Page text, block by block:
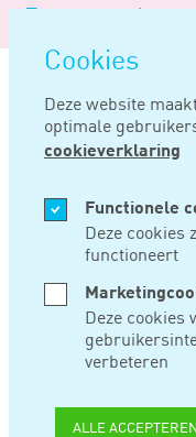
overslaan
Cookies
Deze website
optimale
cookieverklaring
Functionele
Deze cookies
functioneert
Deze cookies
verbeteren
ALLE
Logo
Noord
Negentig
Home Nieuws
SEP 26, 2024
PAND